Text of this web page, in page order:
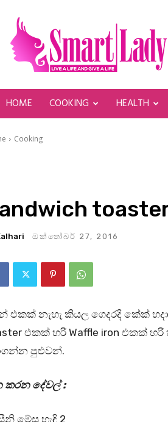
SmartLady
HOME COOKING HEALTH
Cooking
ඔක්තෝබර් 27, 2016
එකක් නැහැ කියල ගෙදරදි කේක්
එකක් හරි Waffle iron එකක්
පුළුවන්.
කරන දේවල් :
මේස හැඳි 2